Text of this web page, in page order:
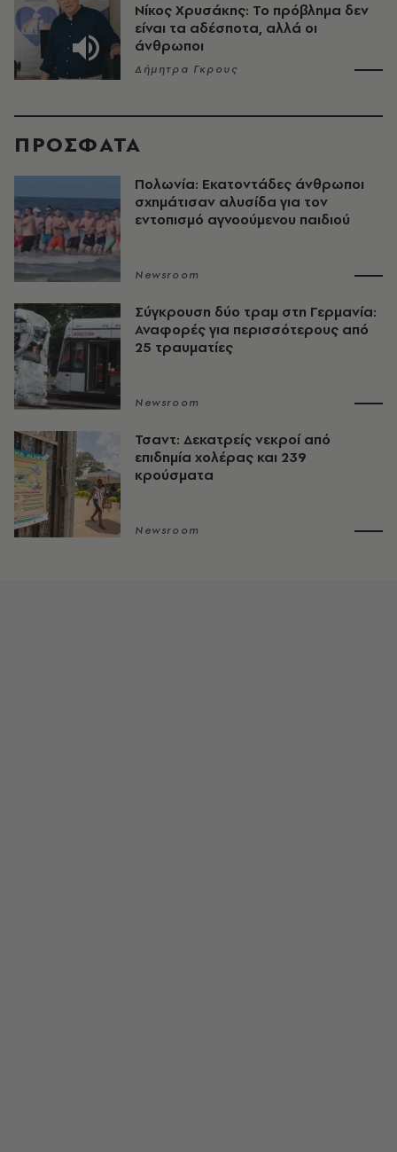
Νίκος Χρυσάκης: Το πρόβλημα δεν
είναι τα αδέσποτα, αλλά οι
άνθρωποι
Δήμητρα Γκρους
ΠΡΟΣΦΑΤΑ
Πολωνία: Εκατοντάδες άνθρωποι
σχημάτισαν αλυσίδα για τον
εντοπισμό αγνοούμενου παιδιού
Newsroom
Σύγκρουση δύο τραμ στη Γερμανία:
Αναφορές για περισσότερους από
25 τραυματίες
Newsroom
Τσαντ: Δεκατρείς νεκροί από
επιδημία χολέρας και 239
κρούσματα
Newsroom